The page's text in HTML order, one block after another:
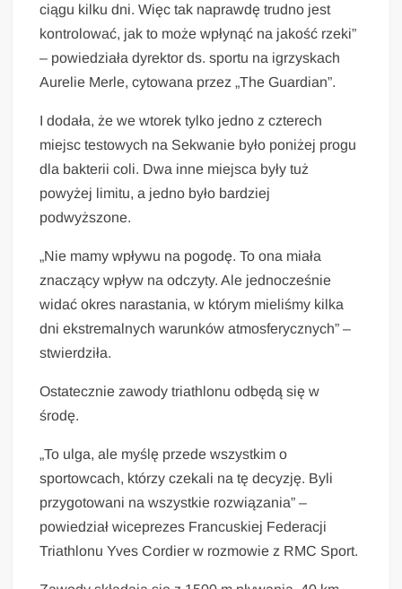
ciągu kilku dni. Więc tak naprawdę trudno jest
kontrolować, jak to może wpłynąć na jakość rzeki”
– powiedziała dyrektor ds. sportu na igrzyskach
Aurelie Merle, cytowana przez „The Guardian”.
I dodała, że we wtorek tylko jedno z czterech
miejsc testowych na Sekwanie było poniżej progu
dla bakterii coli. Dwa inne miejsca były tuż
powyżej limitu, a jedno było bardziej
podwyższone.
„Nie mamy wpływu na pogodę. To ona miała
znaczący wpływ na odczyty. Ale jednocześnie
widać okres narastania, w którym mieliśmy kilka
dni ekstremalnych warunków atmosferycznych” –
stwierdziła.
Ostatecznie zawody triathlonu odbędą się w
środę.
„To ulga, ale myślę przede wszystkim o
sportowcach, którzy czekali na tę decyzję. Byli
przygotowani na wszystkie rozwiązania” –
powiedział wiceprezes Francuskiej Federacji
Triathlonu Yves Cordier w rozmowie z RMC Sport.